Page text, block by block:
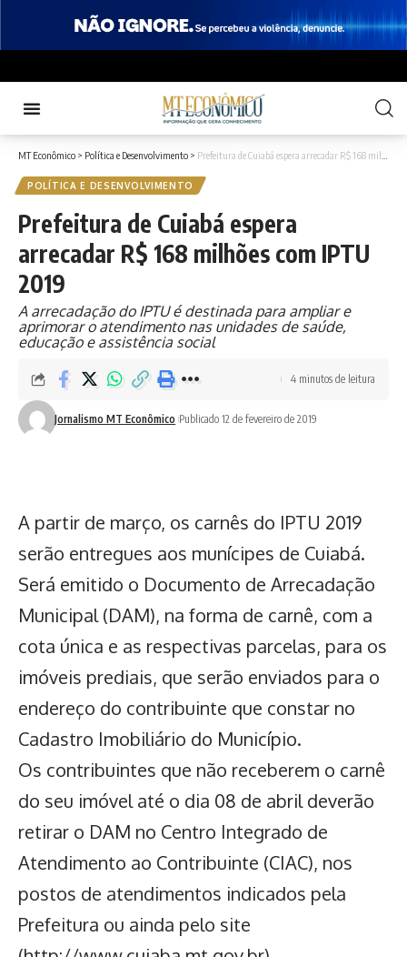
MT Econômico > Política e Desenvolvimento > Prefeitura de Cuiabá espera arrecadar R$ 168 milhões com IPTU 2019
POLÍTICA E DESENVOLVIMENTO
Prefeitura de Cuiabá espera
arrecadar R$ 168 milhões com IPTU
2019
A arrecadação do IPTU é destinada para ampliar e
aprimorar o atendimento nas unidades de saúde,
educação e assistência social
Jornalismo MT Econômico Publicado 12 de fevereiro de 2019
4 minutos de leitura
A partir de março, os carnês do IPTU 2019
serão entregues aos munícipes de Cuiabá.
Será emitido o Documento de Arrecadação
Municipal (DAM), na forma de carnê, com a
cota única e as respectivas parcelas, para os
imóveis prediais, que serão enviados para o
endereço do contribuinte que constar no
Cadastro Imobiliário do Município.
Os contribuintes que não receberem o carnê
do seu imóvel até o dia 08 de abril deverão
retirar o DAM no Centro Integrado de
Atendimento ao Contribuinte (CIAC), nos
postos de atendimentos indicados pela
Prefeitura ou ainda pelo site